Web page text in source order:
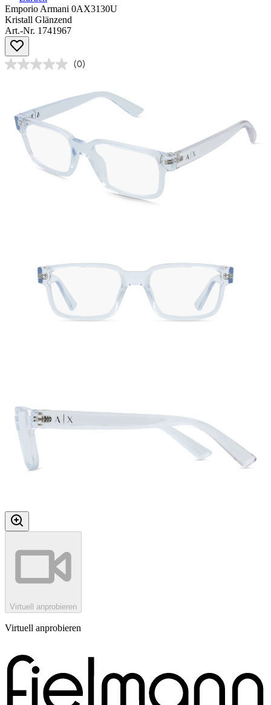
Emporio Armani 0AX3130U
Kristall Glänzend
Art.-Nr. 1741967
(0)
Virtuell anprobieren
Virtuell anprobieren